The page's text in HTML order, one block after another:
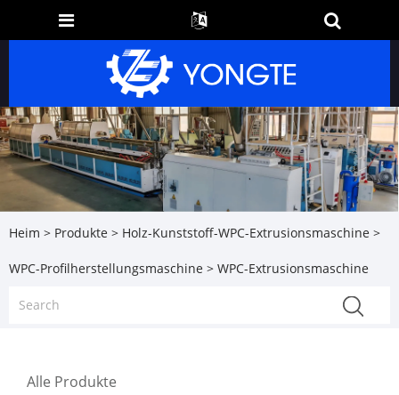
Heim > Produkte > Holz-Kunststoff-WPC-Extrusionsmaschine >
WPC-Profilherstellungsmaschine > WPC-Extrusionsmaschine
Alle Produkte